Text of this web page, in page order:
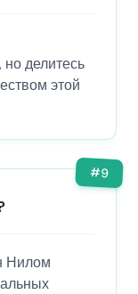
но делитесь
этой
#9
Нилом